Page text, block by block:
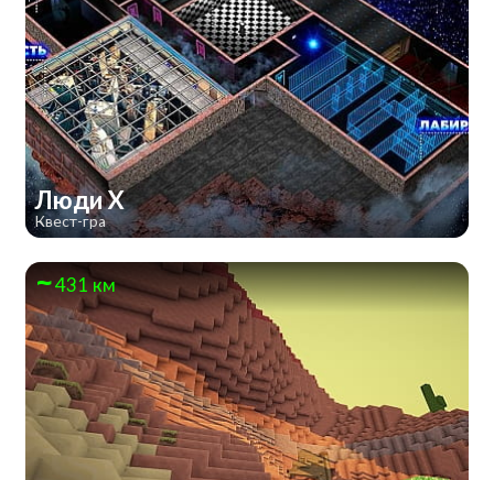
Люди Х
Квест-гра
431 км